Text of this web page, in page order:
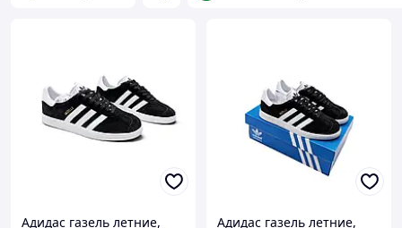
Адидас газель летние,
Адидас газель летние,